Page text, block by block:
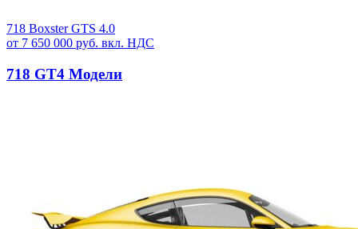
718 Boxster GTS 4.0
от 7 650 000 руб. вкл. НДС
718 GT4 Модели